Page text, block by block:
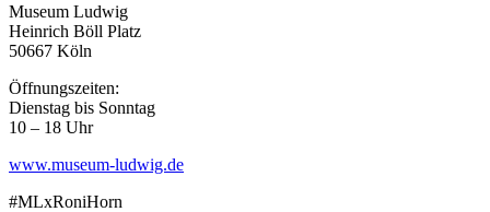
Museum Ludwig
Heinrich Böll Platz
50667 Köln
Öffnungszeiten:
Dienstag bis Sonntag
10 – 18 Uhr
www.museum-ludwig.de
#MLxRoniHorn